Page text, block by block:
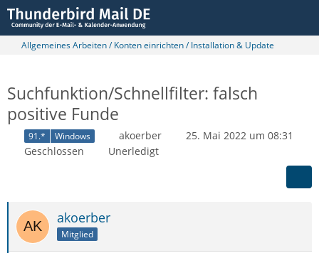
Allgemeines Arbeiten / Konten einrichten / Installation & Update
Suchfunktion/Schnellfilter: falsch
positive Funde
91.* Windows akoerber
25. Mai 2022 um 08:31
Geschlossen
Unerledigt
akoerber
Mitglied